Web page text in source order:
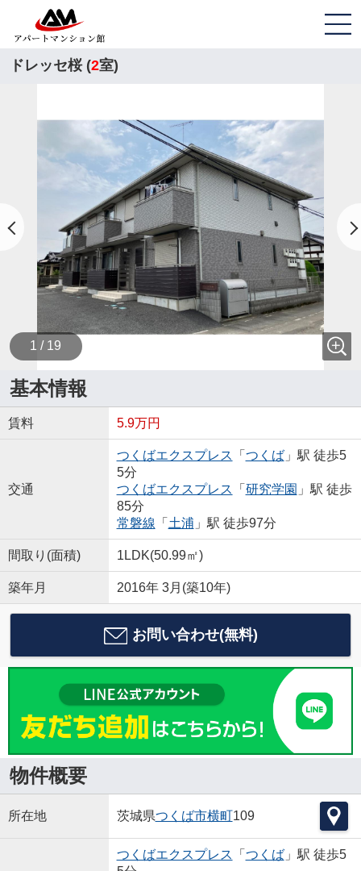
ドレッセ桜 (2室)
1 / 19
基本情報
賃料 5.9万円
交通
つくばエクスプレス 「 つくば」駅 徒歩5
5分
つくばエクスプレス 「 研究学園 」駅 徒歩
85分
常磐線 「 土浦 」駅 徒歩97分
間取り(面積) 1LDK(50.99㎡)
築年月 2016年 3月(築10年)
お問い合わせ(無料)
物件概要
所在地 茨城県つくば市横町109
つくばエクスプレス 「 つくば」駅 徒歩5